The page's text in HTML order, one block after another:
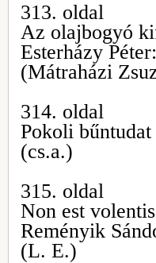
313. oldal
Az olajbogyó
Esterházy
(Mátraházi
314. oldal
Pokoli bűntudat
(cs.a.)
315. oldal
Non est
Reményik
(L. E.)